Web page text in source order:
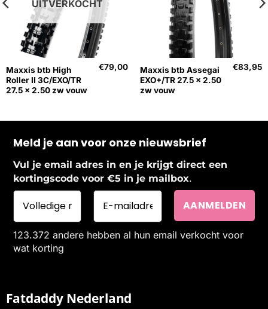
UITVERKOCHT
Maxxis btb High
Roller II 3C/EXO/TR
27.5 x 2.50 zw vouw
€79,00
Maxxis btb Assegai
EXO+/TR 27.5 x 2.50
zw vouw
€83,95
Meld je aan voor onze nieuwsbrief
Vul je email adres in en je krijgt direct een
kortingscode voor €5 in je mailbox.
123.372 andere hebben al hun email verkocht voor
wat korting
Fatdaddy Nederland